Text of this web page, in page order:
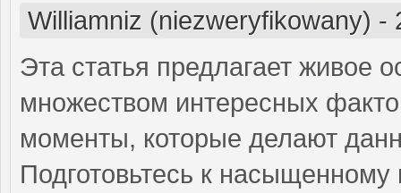
Williamniz (niezweryfikowany) -
Эта статья предлагает живое
множеством интересных
моменты, которые делают
Подготовьтесь к